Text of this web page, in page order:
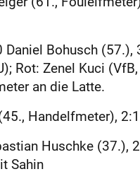
Bohusch (57.),
Rot: Zenel Kuci
an die Latte.
Handelfmeter),
Huschke (37.),
Sahin